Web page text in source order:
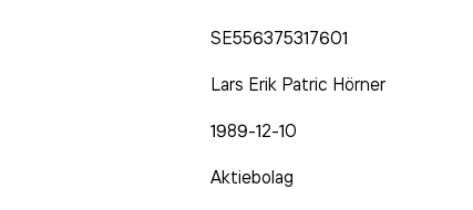
SE556375317601
Lars Erik Patric Hörner
1989-12-10
Aktiebolag